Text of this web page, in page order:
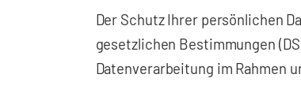
Der Schutz Ihrer persönlichen
gesetzlichen Bestimmungen
Datenverarbeitung im Rahmen